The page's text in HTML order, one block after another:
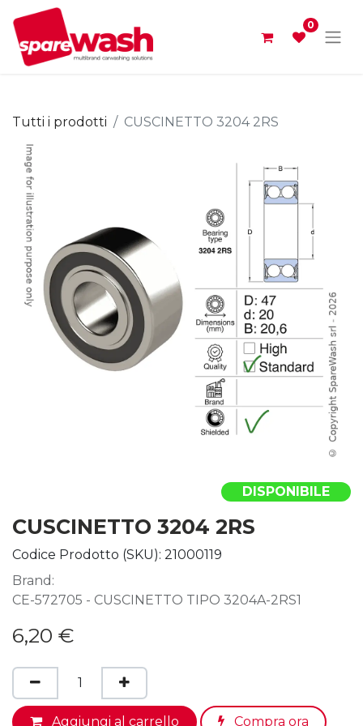
0
Tutti i prodotti CUSCINETTO 3204 2RS
DISPONIBILE
CUSCINETTO 3204 2RS
Codice Prodotto (SKU): 21000119
Brand:
CE-572705 - CUSCINETTO TIPO 3204A-2RS1
6,20 €
Aggiungi al carrello Compra ora